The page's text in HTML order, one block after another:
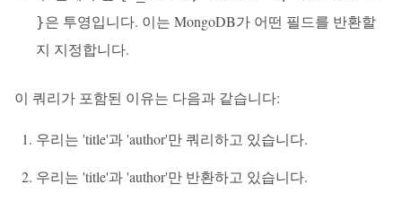
}은 투영입니다. 이는 MongoDB가 어떤 필드를 반환할
지 지정합니다.
이 쿼리가 포함된 이유는 다음과 같습니다:
우리는 'title'과 'author'만 쿼리하고 있습니다.
우리는 'title'과 'author'만 반환하고 있습니다.